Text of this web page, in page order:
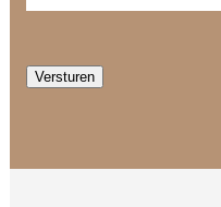
Versturen